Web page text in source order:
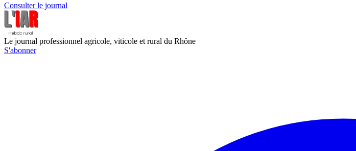
Consulter le journal
Le journal professionnel agricole, viticole et rural du Rhône
S'abonner